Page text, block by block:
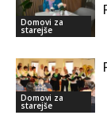
Domovi za
starejše
Domovi za
starejše